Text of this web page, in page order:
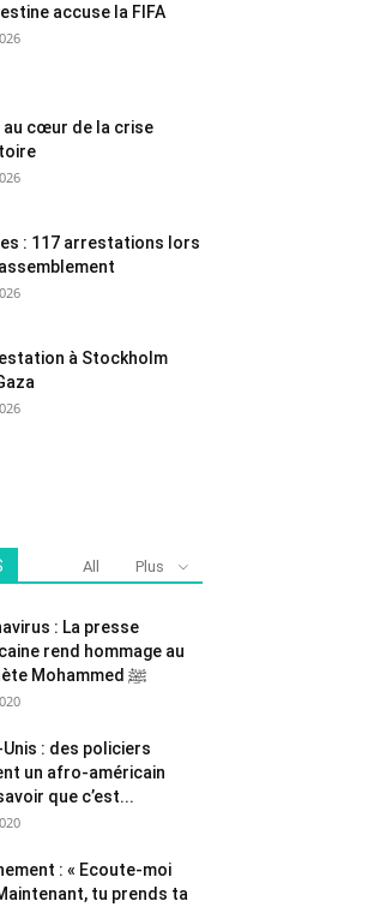
accuse la FIFA
au cœur de la crise
: 117 arrestations lors
à Stockholm
All Plus
: La presse
rend hommage au
Prophète Mohammed ﷺ
: des policiers
un afro-américain
que c’est...
: « Ecoute-moi
tu prends ta